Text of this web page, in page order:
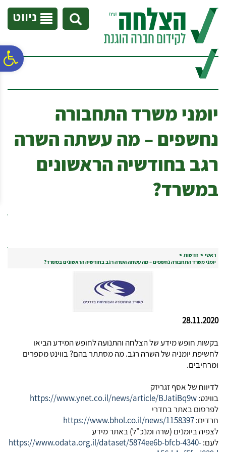
נגישות
אתר
המרכזי
ניווט
יומני משרד התחבורה
נחשפים – מה עשתה השרה
רגב בחודשיה הראשונים
במשרד?
ראשי > חדשות >
יומני משרד התחבורה נחשפים – מה עשתה השרה רגב בחודשיה הראשונים במשרד?
28.11.2020
בקשות חופש מידע של הצלחה והתנועה לחופש המידע הביאו
לחשיפת יומניה של השרה רגב. מה מסתתר בהם? בווינט מספרים
ומרחיבים.
לדיווח של אסף זגריזק
בווינט:https://www.ynet.co.il/news/article/BJatiBq9w
לפרסום באתר בחדרי
חרדים:https://www.bhol.co.il/news/1158397
לצפיה ביומנים (שרה ומנכ"ל) באתר מידע
לעם:https://www.odata.org.il/dataset/5874ee6b-bfcb-4340-